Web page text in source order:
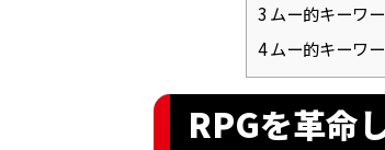
3 ムー的キーワ
4ムー的キーワ
RPGを革命